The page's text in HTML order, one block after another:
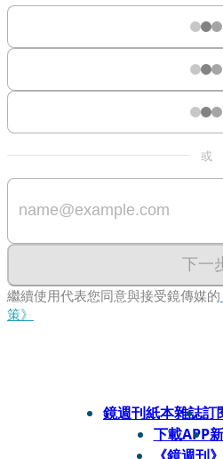
或
下一
繼續使用代表您同意與接受鏡傳媒的
策》
鏡週刊紙本雜誌訂
下載APP